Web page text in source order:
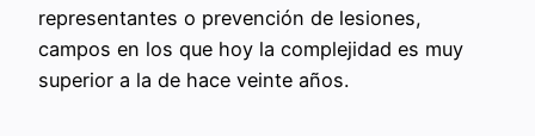
representantes o prevención de lesiones,
campos en los que hoy la complejidad es muy
superior a la de hace veinte años.